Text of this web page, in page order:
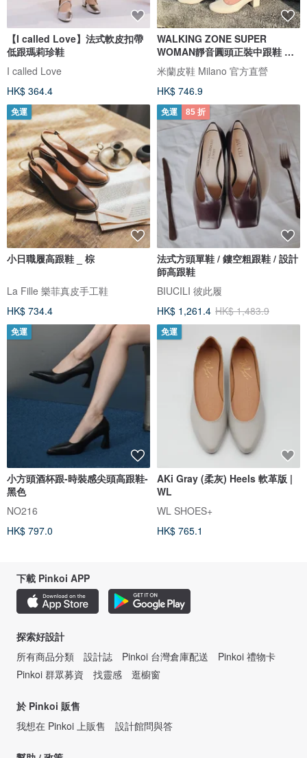
【I called Love】法式軟皮扣帶
低跟瑪莉珍鞋
I called Love
HK$ 364.4
WALKING ZONE SUPER
WOMAN靜音圓頭正裝中跟鞋 女
鞋-漆皮白
米蘭皮鞋 Milano 官方直營
HK$ 746.9
免運
小日職履高跟鞋 _ 棕
La Fille 樂菲真皮手工鞋
HK$ 734.4
免運 85 折
法式方頭單鞋 / 鏤空粗跟鞋 / 設計
師高跟鞋
BIUCILI 彼此履
HK$ 1,261.4 HK$ 1,483.9
免運
小方頭酒杯跟-時裝感尖頭高跟鞋-
黑色
NO216
HK$ 797.0
免運
AKi Gray (柔灰) Heels 軟革版 |
WL
WL SHOES+
HK$ 765.1
下載 Pinkoi APP
探索好設計
所有商品分類
設計誌 Pinkoi 台灣倉庫配送
Pinkoi 禮物卡
Pinkoi 群眾募資
找靈感 逛櫥窗
於 Pinkoi 販售
我想在 Pinkoi 上販售
設計館問與答